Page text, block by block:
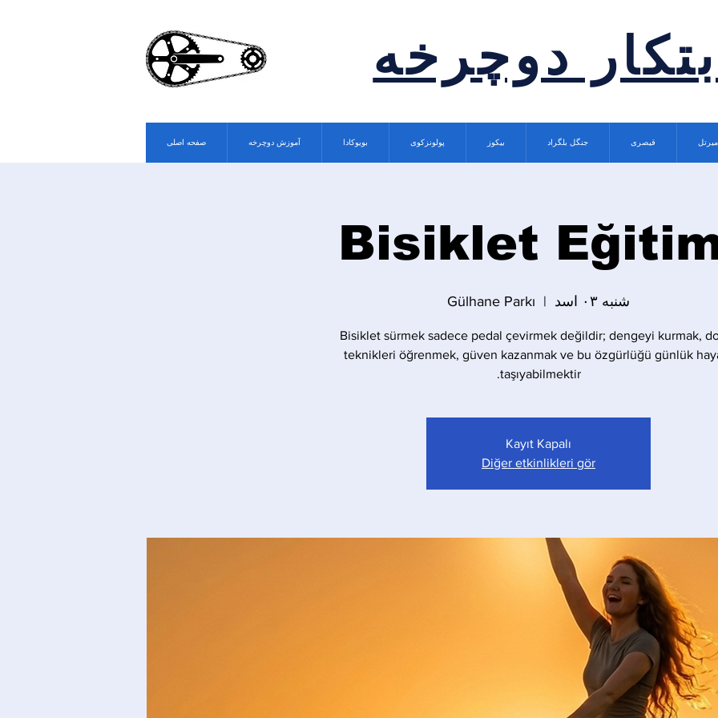
دوچرخه
صفحه اصلی آموزش دوچرخه بویوکادا پولونزکوی بیکوز جنگل بلگراد قیصری میرتل
Bisiklet
شنبه ۰۳ اسد
  |
Gülhane Parkı
Bisiklet sürmek sadece pedal çevirmek değildir; dengeyi kurmak,
teknikleri öğrenmek, güven kazanmak ve bu özgürlüğü günlük
taşıyabilmektir.
Kayıt Kapalı
Diğer etkinlikleri gör